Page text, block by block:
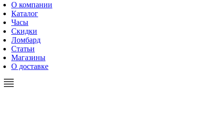
О компании
Каталог
Часы
Скидки
Ломбард
Статьи
Магазины
О доставке